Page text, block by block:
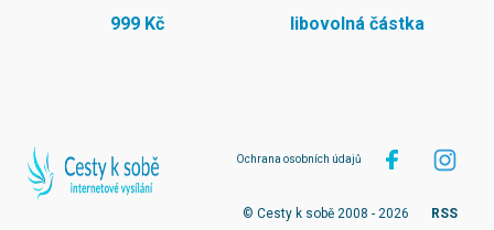
999 Kč libovolná částka
Ochrana osobních údajů
© Cesty k sobě 2008 - 2026 RSS